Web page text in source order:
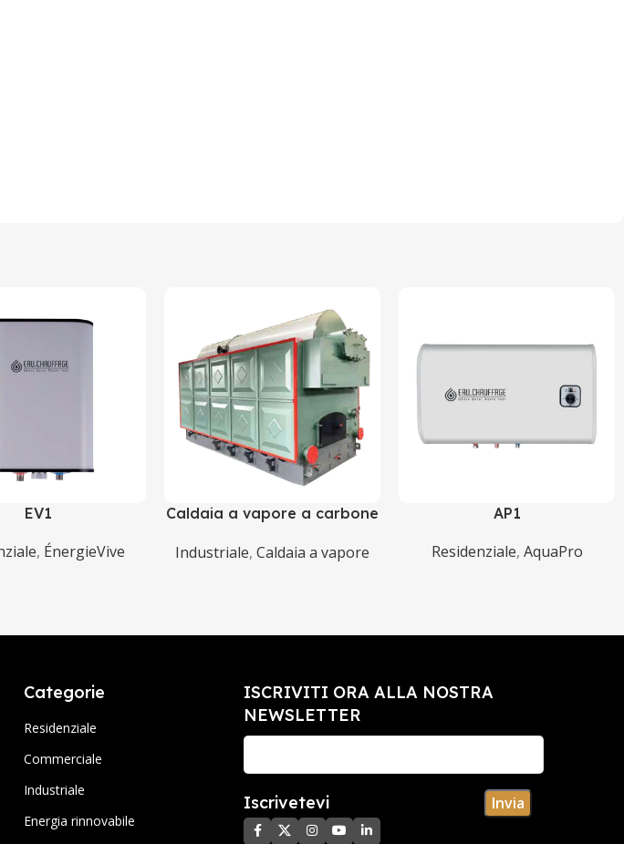
EV1
, ÉnergieVive
Caldaia a vapore a carbone
Industriale,Caldaia a vapore
AP1
Residenziale, AquaPro
Categorie
Residenziale
Commerciale
Industriale
Energia rinnovabile
ISCRIVITI ORA ALLA NOSTRA
NEWSLETTER
Iscrivetevi